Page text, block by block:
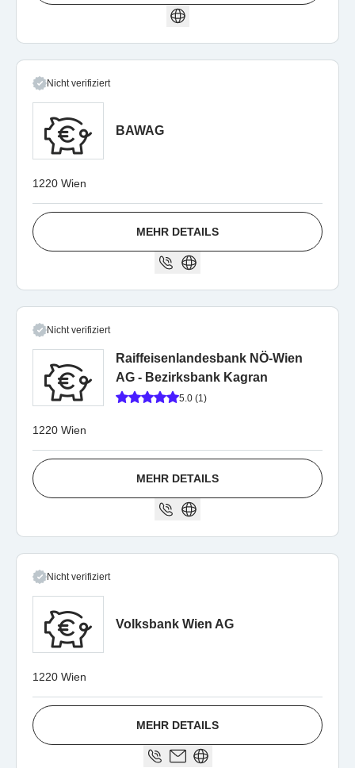
Nicht verifiziert
BAWAG
1220 Wien
MEHR DETAILS
Nicht verifiziert
Raiffeisenlandesbank NÖ-Wien
AG - Bezirksbank Kagran
5.0 (1)
1220 Wien
MEHR DETAILS
Nicht verifiziert
Volksbank Wien AG
1220 Wien
MEHR DETAILS